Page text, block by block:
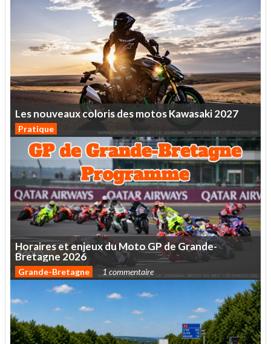
LesnouveauxcolorisdesmotosKawasaki2027
Pratique
HorairesetenjeuxduMotoGPdeGrande-
Bretagne 2026
Grande-Bretagne 1 commentaire